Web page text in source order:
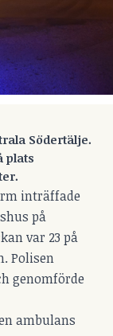
Södertälje.
plats
inträffade
på
var 23 på
Polisen
genomförde
ambulans